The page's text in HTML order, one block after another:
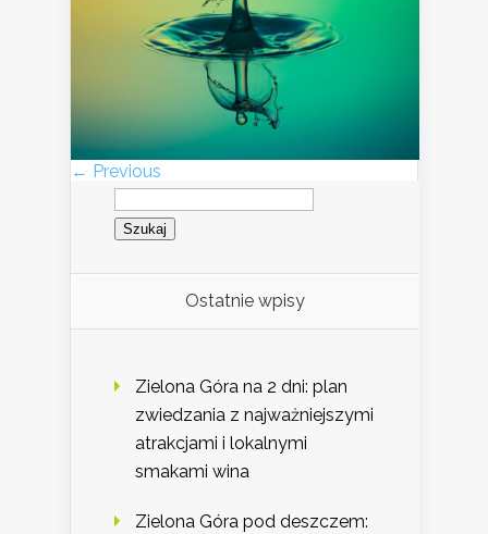
← Previous
Szukaj:
Ostatnie wpisy
Zielona Góra na 2 dni: plan
zwiedzania z najważniejszymi
atrakcjami i lokalnymi
smakami wina
Zielona Góra pod deszczem: